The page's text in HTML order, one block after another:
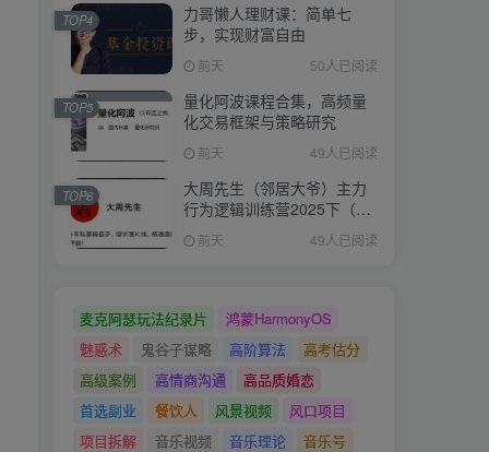
力哥懒人理财课：简单七
步，实现财富自由
前天 50人已阅读
TOP4
量化阿波课程合集，高频量
化交易框架与策略研究
前天 49人已阅读
TOP5
大周先生（邻居大爷）主力
行为逻辑训练营2025下（直
播＋系统课）
前天 49人已阅读
TOP6
麦克阿瑟玩法纪录片
鸿蒙HarmonyOS
魅惑术
鬼谷子谋略 高阶算法
高考估分
高级案例
高情商沟通
高品质婚恋
首选副业
餐饮人 风景视频
风口项目
项目拆解
音乐视频 音乐理论
音乐号